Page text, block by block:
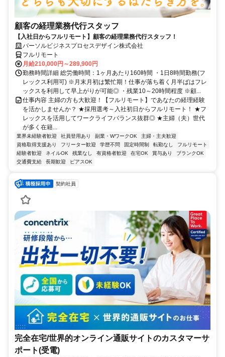
顧客の経理業務代行スタッフ
【入社日からフルリモート】顧客の経理業務代行スタッフ！
パーソルビジネスプロセスデザイン株式会社
フルリモート
月給210,000円～289,900円
勤務時間詳細 総労働時間：1ヶ月あたり160時間 ・1日8時間勤務(フ
レックス利用可) ※月末月初は繁忙期！仕事が落ち着く月半ばはフレ
ックスを利用して早上がりが可能◎ ・残業10～20時間程度 ※顧...
仕事内容 主婦の方も大歓迎！【フルリモート】であなたの経理経験
を活かしませんか？ ★採用選考～入社初日からフルリモート！ ★フ
レックスを活用してワークライフバランス抜群◎ ★主婦（夫）世代
が多く在籍...
業界未経験者歓迎 社員登用あり 副業・WワークOK
主婦・主夫歓迎
資格取得支援あり
フリーター歓迎 学歴不問 固定時間制 転勤なし
フルリモート
経験者歓迎
ネイルOK 残業なし 有資格者歓迎 在宅OK 賞与あり
ブランクOK
交通費支給
長期歓迎 ピアスOK
契約社員
完全在宅/世界的オンライン通販サイトのカスタマーサ
ポート(受電)